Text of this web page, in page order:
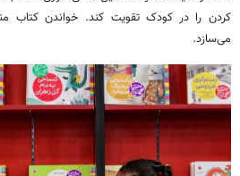
کردن را در کودک تقویت کند. خواندن کتاب
می‌سازد.